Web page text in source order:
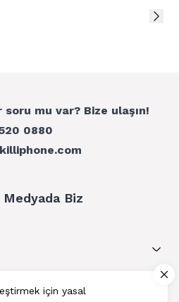
için yasal
soru mu var? Bize ulaşın!
0880
Medyada Biz